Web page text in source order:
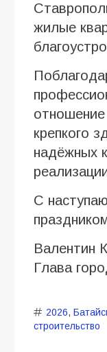
жилые
крепкого
надёжных
С
Валентин
Глава
2026,
строительство